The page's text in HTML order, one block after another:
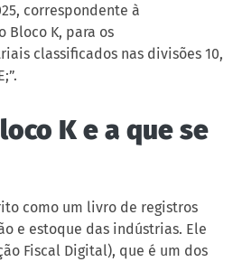
correspondente à
Bloco K, para os
classificados nas divisões 10,
K e a que se
como um livro de registros
e estoque das indústrias. Ele
Fiscal Digital), que é um dos